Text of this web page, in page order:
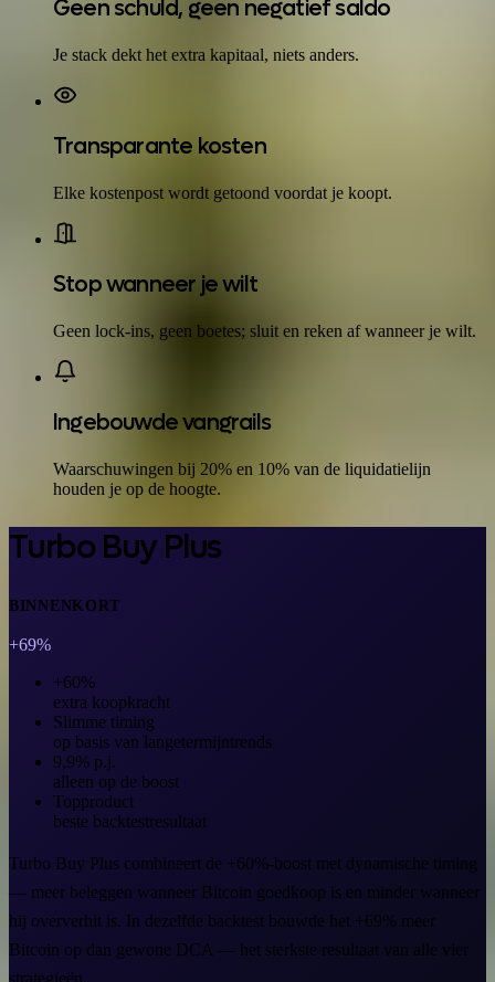
Geen schuld, geen negatief saldo
Je stack dekt het extra kapitaal, niets anders.
Transparante kosten
Elke kostenpost wordt getoond voordat je koopt.
Stop wanneer je wilt
Geen lock-ins, geen boetes; sluit en reken af wanneer je wilt.
Ingebouwde vangrails
Waarschuwingen bij 20% en 10% van de liquidatielijn
houden je op de hoogte.
Turbo Buy Plus
BINNENKORT
+69%
+60%
extra koopkracht
Slimme timing
op basis van langetermijntrends
9,9% p.j.
alleen op de boost
Topproduct
beste backtestresultaat
Turbo Buy Plus combineert de +60%-boost met dynamische timing
— meer beleggen wanneer Bitcoin goedkoop is en minder wanneer
hij oververhit is. In dezelfde backtest bouwde het +69% meer
Bitcoin op dan gewone DCA — het sterkste resultaat van alle vier
strategieën.